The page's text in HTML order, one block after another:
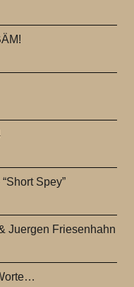
Spey”
Juergen Friesenhahn